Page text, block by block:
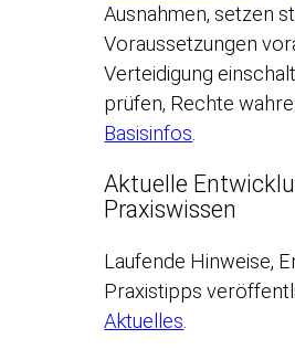
Ausnahmen, setzen
Voraussetzungen
Verteidigung
prüfen, Rechte
Basisinfos
Aktuelle
Praxiswissen
Laufende Hinweise,
Praxistipps
Aktuelles